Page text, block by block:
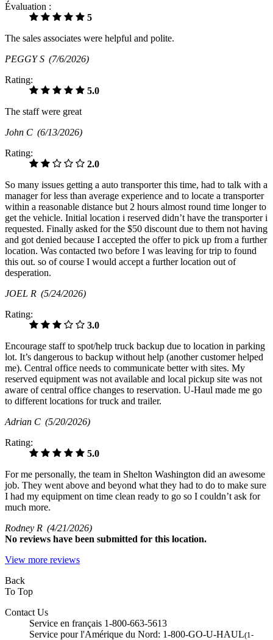
Évaluation :
5
The sales associates were helpful and polite.
PEGGY S (7/6/2026)
Rating:
5.0
The staff were great
John C (6/13/2026)
Rating:
2.0
So many issues getting a auto transporter this time, had to talk with a
manager for less than average experience and to locate a transporter
within a reasonable distance but 2 hours almost round time longer to
get the vehicle. Initial location i reserved didn’t have the transporter i
requested. Finally asked for the $50 discount due to them not having
and got denied because I accepted the offer to pick up from a further
location. Was contacted two before I was leaving for trip to found
this out. so of course I would accept a further location out of
desperation.
JOEL R (5/24/2026)
Rating:
3.0
Encourage staff to spot/help truck backup due to location in parking
lot. It’s dangerous to backup without help (another customer helped
me). Central office needs to communicate better with sites. My
reserved equipment was not available and local pickup site was not
aware of central office changes to reservation. U-Haul made me go
to different locations for truck and trailer.
Adrian C (5/20/2026)
Rating:
5.0
For me personally, the team in Shelton Washington did an awesome
job. They went above and beyond what they had to do to make sure
I had my equipment on time clean ready to go so I couldn’t ask for
much more.
Rodney R (4/21/2026)
No reviews have been submitted for this location.
View more reviews
Back
To Top
Contact Us
Service en français 1-800-663-5613
Service pour l'Amérique du Nord: 1-800-GO-U-HAUL(1-